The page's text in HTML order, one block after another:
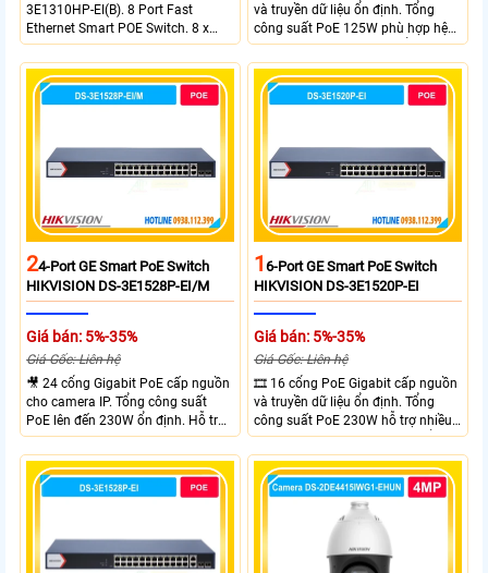
3E1310HP-EI(B). 8 Port Fast
Ethernet Smart POE Switch. 8 x
10/100M PoE Ports, 2 x Gigabit
Uplink Ports.
và truyền dữ liệu ổn định. Tổng
công suất PoE 125W phù hợp hệ
thống camera IP vừa. 2 cổng RJ45
Gigabit và 2 cổng quang SFP mở
rộng linh hoạt. Hỗ trợ truyền PoE
xa tối đa lên đến 300 mét.
24-Port GE Smart PoE Switch
HIKVISION DS-3E1528P-EI/M
Giá bán: 5%-35%
Giá Gốc: Liên hệ
🎥 24 cổng Gigabit PoE cấp nguồn
cho camera IP. Tổng công suất
PoE lên đến 230W ổn định. Hỗ trợ
truyền PoE xa đến 300 mét. Băng
thông chuyển mạch đạt 68 Gbps
mạnh mẽ.
16-Port GE Smart PoE Switch
HIKVISION DS-3E1520P-EI
Giá bán: 5%-35%
Giá Gốc: Liên hệ
🎞 16 cổng PoE Gigabit cấp nguồn
và truyền dữ liệu ổn định. Tổng
công suất PoE 230W hỗ trợ nhiều
thiết bị cùng lúc. Tốc độ chuyển
mạch 68Gbps đảm bảo hiệu suất
cao ổn định. Hỗ trợ truyền PoE xa
lên đến 300m cho hệ thống